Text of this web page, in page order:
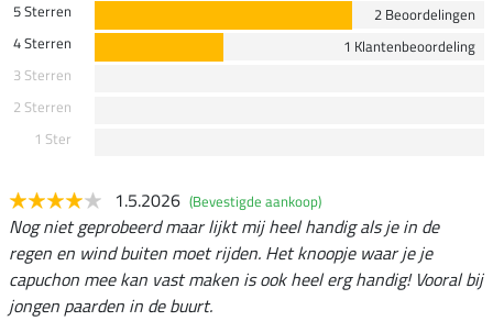
5 Sterren
2 Beoordelingen
4 Sterren
1 Klantenbeoordeling
3 Sterren
2 Sterren
1 Ster
1.5.2026 (Bevestigde aankoop)
Nog niet geprobeerd maar lijkt mij heel handig als je in de
regen en wind buiten moet rijden. Het knoopje waar je je
capuchon mee kan vast maken is ook heel erg handig! Vooral bij
jongen paarden in de buurt.